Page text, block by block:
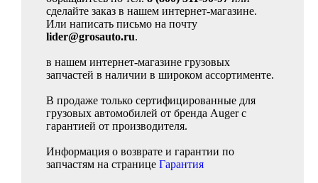
сделайте заказ в нашем интернет-магазине.
Или написать письмо на почту
lider@grosauto.ru.
в нашем интернет-магазине грузовых
запчастей в наличии в широком ассортименте.
В продаже только сертифицированные для
грузовых автомобилей от бренда Auger с
гарантией от производителя.
Информация о возврате и гарантии по
запчастям на странице Гарантия